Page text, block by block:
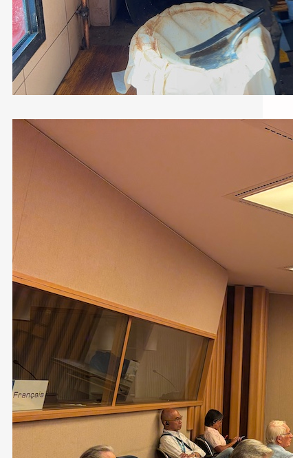
Assemblée générale du 2 juin 2026
Pour consulter cette page, vous devez
être enregistré dans le système et
connecté avec le bouton Connexion en
haut de la page. Certaines pages peuvent
rester inaccessibles après votre
connexion, car elles sont encore à l’état de
projet et n’ont pas encore été approuvées
par le comité. De plus amples informations
sont disponibles sur la…